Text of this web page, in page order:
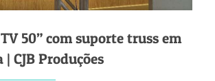
50” com suporte truss em
| CJB Produções